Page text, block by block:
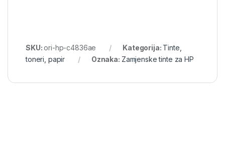
SKU:ori-hp-c4836ae Kategorija: Tinte,
toneri, papir
Oznaka: Zamjenske tinte za HP